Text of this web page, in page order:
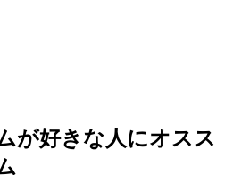
が好きな人にオスス